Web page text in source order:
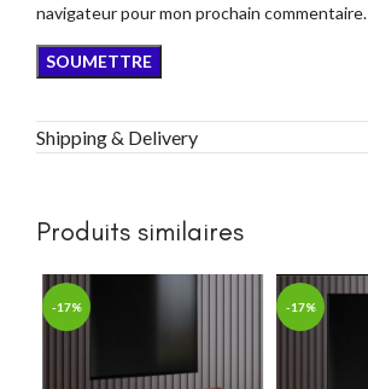
navigateur pour mon prochain commentaire.
Shipping & Delivery
Produits similaires
-17% -17%